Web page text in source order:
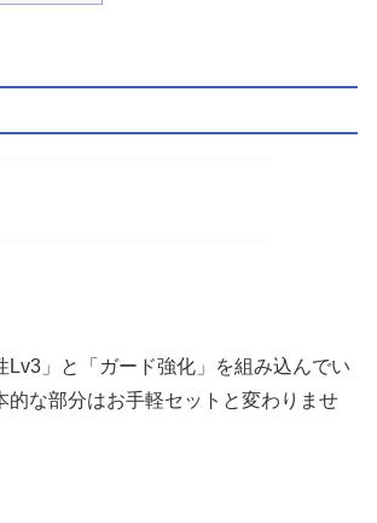
Lv3」と「ガード強化」を組み込んでい
的な部分はお手軽セットと変わりませ